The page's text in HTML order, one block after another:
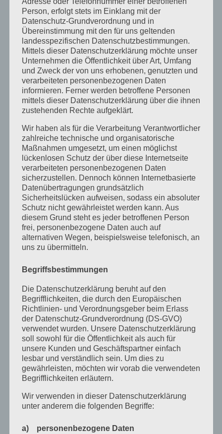
Juli 2023
Juni 2023
Mai 2023
April 2023
März 2023
Februar 2023
Dezember 2022
November 2022
Oktober 2022
September 2022
August 2022
Juli 2022
April 2022
Februar 2022
Januar 2022
Dezember 2021
Oktober 2021
September 2021
Mai 2021
März 2021
Januar 2021
Dezember 2020
Oktober 2020
August 2020
Person, erfolgt stets im Einklang mit der
Datenschutz-Grundverordnung und in
Übereinstimmung mit den für uns geltenden
landesspezifischen Datenschutzbestimmungen.
Mittels dieser Datenschutzerklärung möchte unser
Unternehmen die Öffentlichkeit über Art, Umfang
und Zweck der von uns erhobenen, genutzten und
verarbeiteten personenbezogenen Daten
informieren. Ferner werden betroffene Personen
mittels dieser Datenschutzerklärung über die ihnen
zustehenden Rechte aufgeklärt.
Wir haben als für die Verarbeitung Verantwortlicher
zahlreiche technische und organisatorische
Maßnahmen umgesetzt, um einen möglichst
lückenlosen Schutz der über diese Internetseite
verarbeiteten personenbezogenen Daten
sicherzustellen. Dennoch können Internetbasierte
Datenübertragungen grundsätzlich
Sicherheitslücken aufweisen, sodass ein absoluter
Schutz nicht gewährleistet werden kann. Aus
diesem Grund steht es jeder betroffenen Person
frei, personenbezogene Daten auch auf
alternativen Wegen, beispielsweise telefonisch, an
uns zu übermitteln.
Begriffsbestimmungen
Die Datenschutzerklärung beruht auf den
Begrifflichkeiten, die durch den Europäischen
Richtlinien- und Verordnungsgeber beim Erlass
der Datenschutz-Grundverordnung (DS-GVO)
verwendet wurden. Unsere Datenschutzerklärung
soll sowohl für die Öffentlichkeit als auch für
unsere Kunden und Geschäftspartner einfach
lesbar und verständlich sein. Um dies zu
gewährleisten, möchten wir vorab die verwendeten
Begrifflichkeiten erläutern.
Wir verwenden in dieser Datenschutzerklärung
unter anderem die folgenden Begriffe:
a) personenbezogene Daten